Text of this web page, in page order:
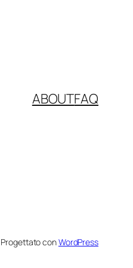
ABOUTFAQ
Progettato conWordPress